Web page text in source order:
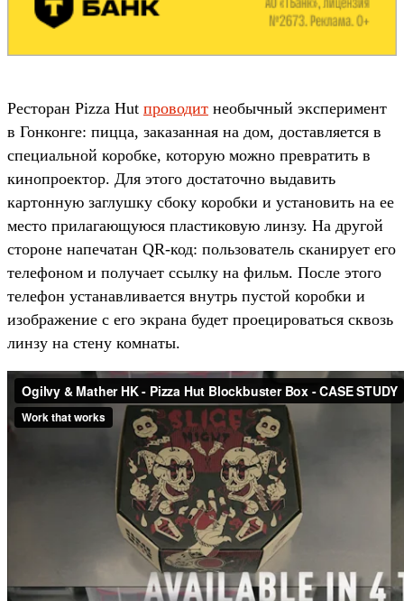
Ресторан Pizza Hut проводит необычный эксперимент
в Гонконге: пицца, заказанная на дом, доставляется в
специальной коробке, которую можно превратить в
кинопроектор. Для этого достаточно выдавить
картонную заглушку сбоку коробки и установить на ее
место прилагающуюся пластиковую линзу. На другой
стороне напечатан QR-код: пользователь сканирует его
телефоном и получает ссылку на фильм. После этого
телефон устанавливается внутрь пустой коробки и
изображение с его экрана будет проецироваться сквозь
линзу на стену комнаты.